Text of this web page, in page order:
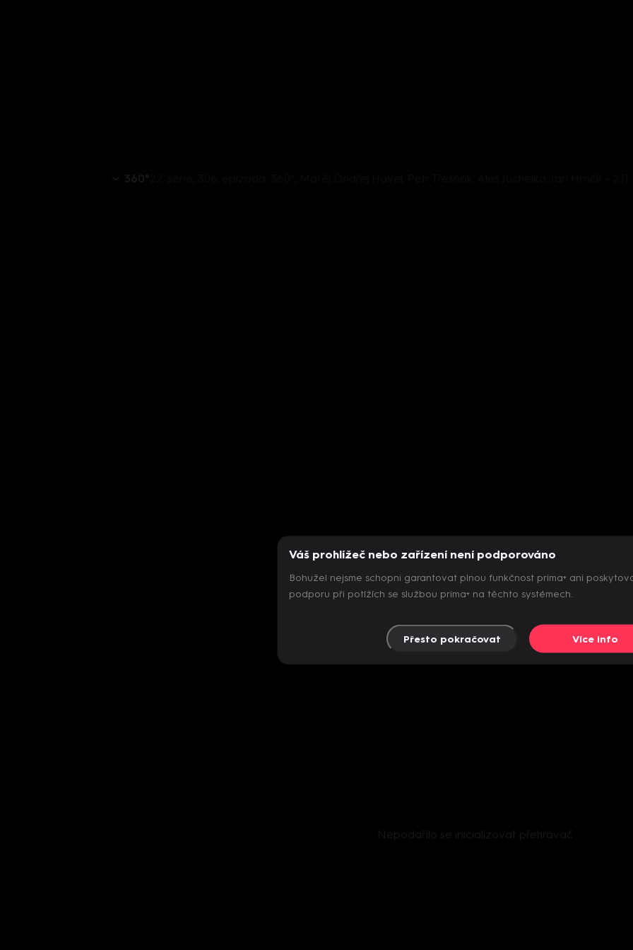
Nepodařilo se inicializovat přehrávač
Váš prohlížeč nebo zařízení není podporováno
Bohužel nejsme schopni garantovat plnou funkčnost prima+ ani
podporu při potížích se službou prima+ na těchto systémech.
Přesto pokračovat Více info